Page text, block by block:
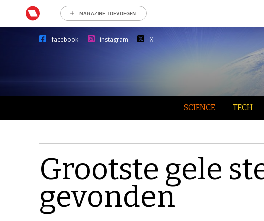
MAGAZINE TOEVOEGEN
facebook instagram X
SCIENCE TECH
Grootste gele
gevonden